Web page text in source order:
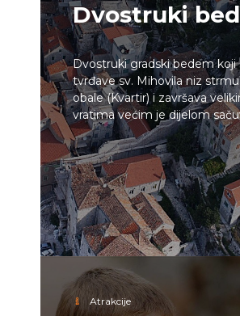
Dvostruki
Dvostruki gradski bedem koji
tvrđave sv. Mihovila niz
obale (Kvartir) i završava
vratima većim je dijelom
Atrakcije